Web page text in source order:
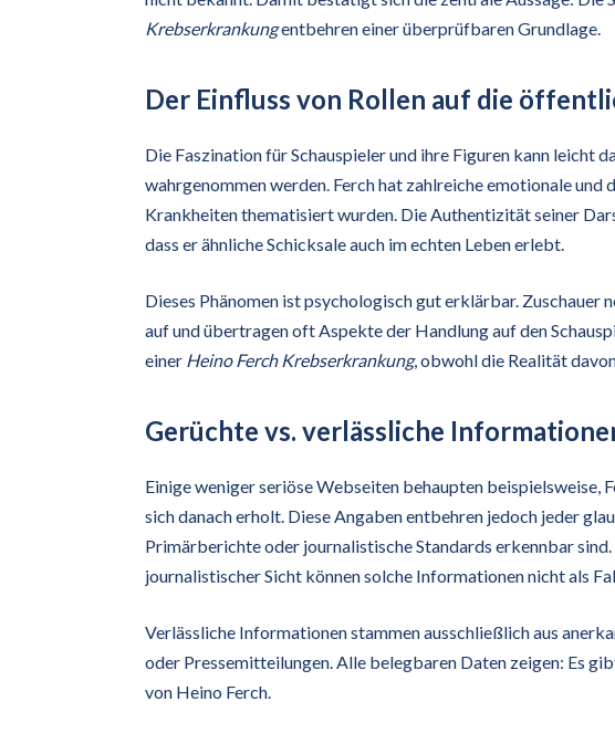
Krebserkrankungentbehren einer überprüfbaren Grundlage.
Der Einfluss von Rollen auf die
Die Faszination für Schauspieler und ihre Figuren kann leicht
wahrgenommen werden. Ferch hat zahlreiche emotionale
Krankheiten thematisiert wurden. Die Authentizität seiner
dass er ähnliche Schicksale auch im echten Leben erlebt.
Dieses Phänomen ist psychologisch gut erklärbar. Zuschauer
auf und übertragen oft Aspekte der Handlung auf den
einer Heino Ferch Krebserkrankung, obwohl die Realität
Gerüchte vs. verlässliche
Einige weniger seriöse Webseiten behaupten beispielsweise,
sich danach erholt. Diese Angaben entbehren jedoch jeder
Primärberichte oder journalistische Standards erkennbar
journalistischer Sicht können solche Informationen nicht als
Verlässliche Informationen stammen ausschließlich aus
oder Pressemitteilungen. Alle belegbaren Daten zeigen: Es
von Heino Ferch.